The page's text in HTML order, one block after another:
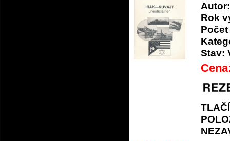
Autor:
Rok
Stav: